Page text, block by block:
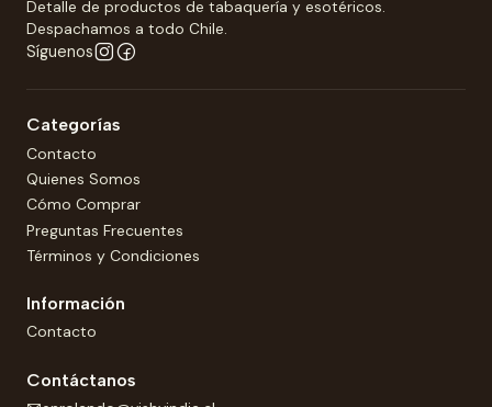
Detalle de productos de tabaquería y esotéricos.
Despachamos a todo Chile.
Síguenos
Categorías
Contacto
Quienes Somos
Cómo Comprar
Preguntas Frecuentes
Términos y Condiciones
Información
Contacto
Contáctanos